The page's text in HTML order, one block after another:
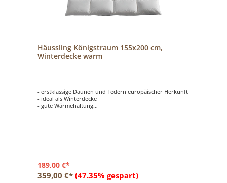
Häussling Königstraum 155x200 cm,
Winterdecke warm
- erstklassige Daunen und Federn europäischer Herkunft
- ideal als Winterdecke
- gute Wärmehaltung
189,00 €*
359,00 €* (47.35% gespart)